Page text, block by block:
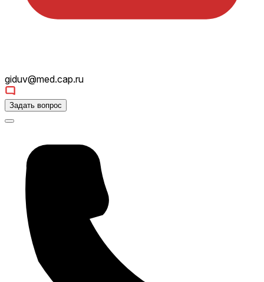
giduv@med.cap.ru
Задать вопрос